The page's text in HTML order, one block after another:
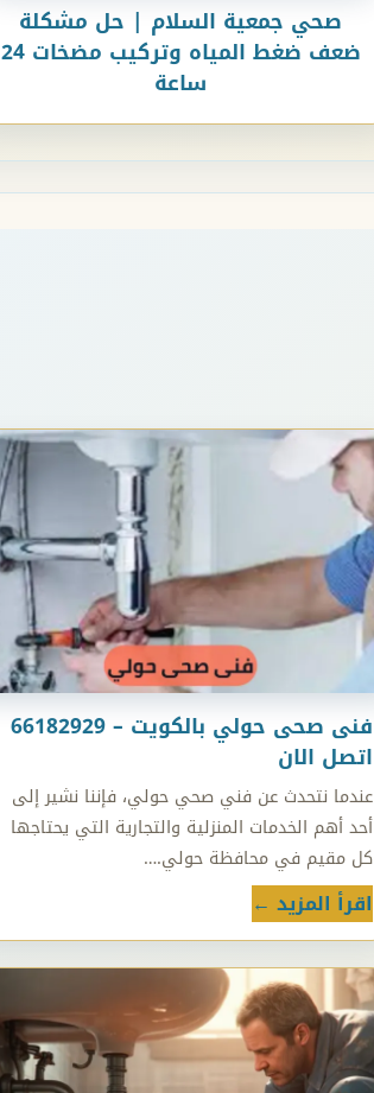
صحي جمعية السلام | حل مشكلة
ضعف ضغط المياه وتركيب مضخات 24
ساعة
فنى صحى حولي بالكويت – 66182929
اتصل الان
عندما نتحدث عن فني صحي حولي، فإننا نشير إلى
أحد أهم الخدمات المنزلية والتجارية التي يحتاجها
كل مقيم في محافظة حولي.…
اقرأ المزيد ←